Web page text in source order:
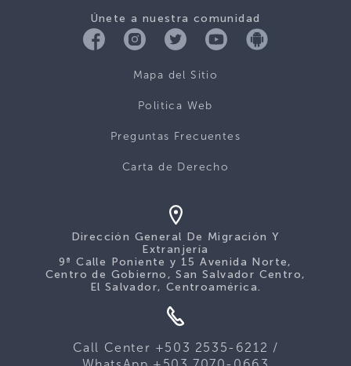
Únete a nuestra comunidad
Mapa del Sitio
Politica Web
Preguntas Frecuentes
Carta de Derecho
Dirección General De Migración Y
Extranjería
9ª Calle Poniente y 15 Avenida Norte,
Centro de Gobierno, San Salvador Centro,
El Salvador, Centroamérica.
Call Center +503 2535-6212 /